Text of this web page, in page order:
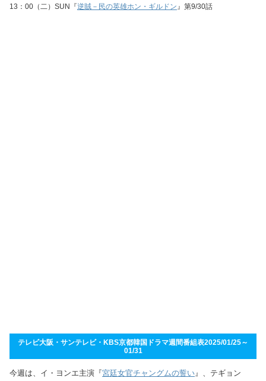
13：00（二）SUN『逆賊－民の英雄ホン・ギルドン』第9/30話
テレビ大阪・サンテレビ・KBS京都韓国ドラマ週間番組表2025/01/25～
01/31
今週は、イ・ヨンエ主演『宮廷女官チャングムの誓い 』、テギョン